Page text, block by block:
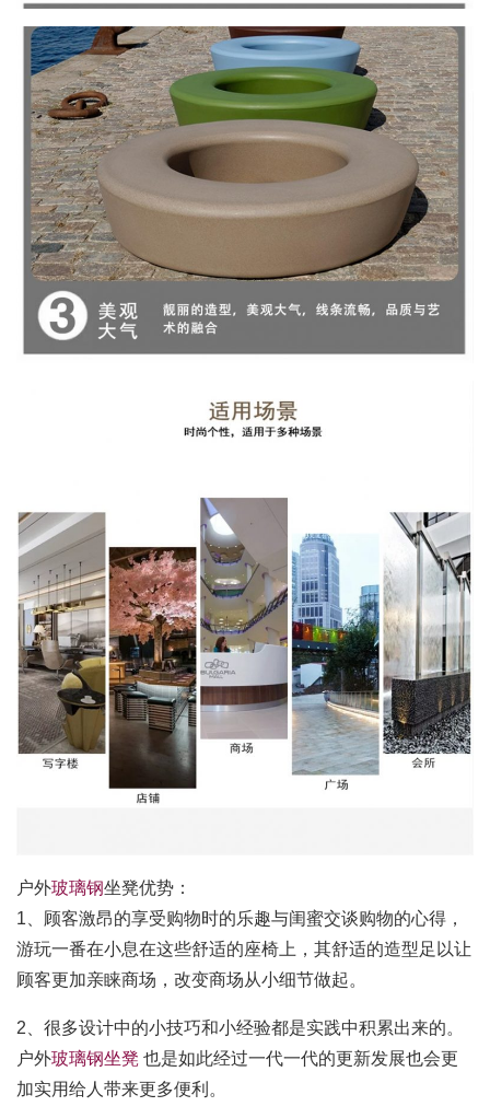
户外玻璃钢坐凳优势：
1、顾客激昂的享受购物时的乐趣与闺蜜交谈购物的心得，
游玩一番在小息在这些舒适的座椅上，其舒适的造型足以让
顾客更加亲睐商场，改变商场从小细节做起。
2、很多设计中的小技巧和小经验都是实践中积累出来的。
户外玻璃钢坐凳 也是如此经过一代一代的更新发展也会更
加实用给人带来更多便利。